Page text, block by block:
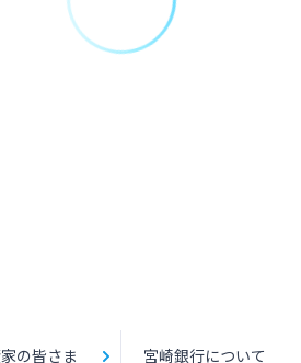
の皆さま 宮崎銀行について